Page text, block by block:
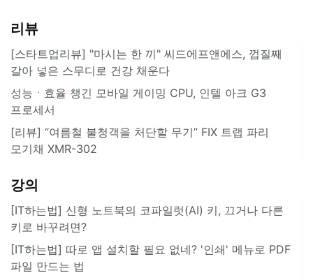
리뷰
[스타트업리뷰] "마시는 한 끼" 씨드에프앤에스, 껍질째
갈아 넣은 스무디로 건강 채운다
성능ㆍ효율 챙긴 모바일 게이밍 CPU, 인텔 아크 G3
프로세서
[리뷰] “여름철 불청객을 처단할 무기” FIX 트랩 파리
모기채 XMR-302
강의
[IT하는법] 신형 노트북의 코파일럿(AI) 키, 끄거나 다른
키로 바꾸려면?
[IT하는법] 따로 앱 설치할 필요 없네? '인쇄' 메뉴로 PDF
파일 만드는 법